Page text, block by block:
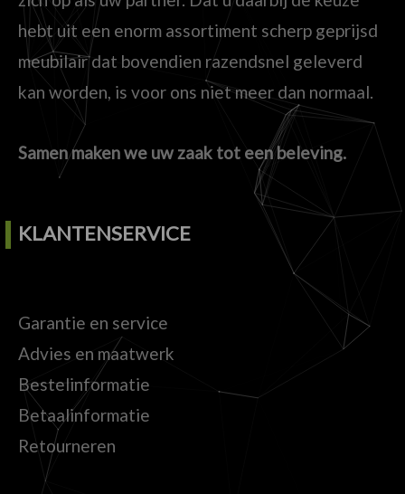
hebt uit een enorm assortiment scherp geprijsd
meubilair dat bovendien razendsnel geleverd
kan worden, is voor ons niet meer dan normaal.
Samen maken we uw zaak tot een beleving.
KLANTENSERVICE
Garantie en service
Advies en maatwerk
Bestelinformatie
Betaalinformatie
Retourneren